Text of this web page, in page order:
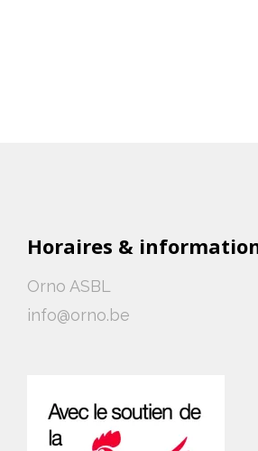
Horaires &
Orno ASBL
info@orno.be